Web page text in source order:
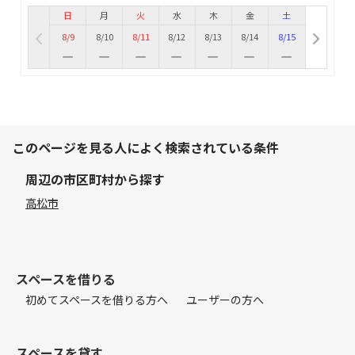
日
8/9
月
8/10
火
8/11
水
8/12
木
8/13
金
8/14
土
8/15
このページを見る人によく検索されている条件
周辺の市区町村から探す
高松市
スペースを借りる
初めてスペースを借りる方へ ユーザーの方へ